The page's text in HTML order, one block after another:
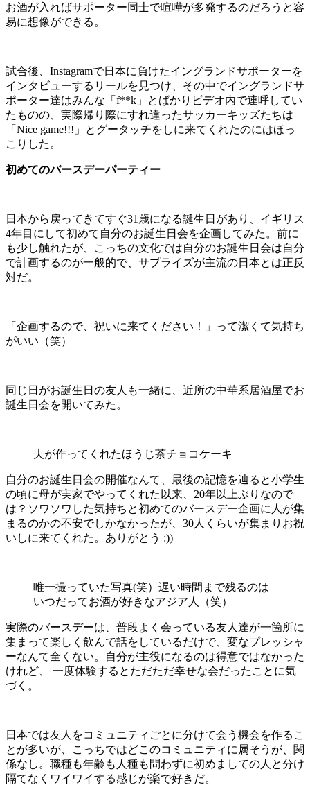
お酒が入ればサポーター同士で喧嘩が多発するのだろうと容
易に想像ができる。
試合後、Instagramで日本に負けたイングランドサポーターを
インタビューするリールを見つけ、その中でイングランドサ
ポーター達はみんな「f**k」とばかりビデオ内で連呼してい
たものの、実際帰り際にすれ違ったサッカーキッズたちは
「Nice game!!!」とグータッチをしに来てくれたのにはほっ
こりした。
初めてのバースデーパーティー
日本から戻ってきてすぐ31歳になる誕生日があり、イギリス
4年目にして初めて自分のお誕生日会を企画してみた。前に
も少し触れたが、こっちの文化では自分のお誕生日会は自分
で計画するのが一般的で、サプライズが主流の日本とは正反
対だ。
「企画するので、祝いに来てください！」って潔くて気持ち
がいい（笑）
同じ日がお誕生日の友人も一緒に、近所の中華系居酒屋でお
誕生日会を開いてみた。
夫が作ってくれたほうじ茶チョコケーキ
自分のお誕生日会の開催なんて、最後の記憶を辿ると小学生
の頃に母が実家でやってくれた以来、20年以上ぶりなので
は？ソワソワした気持ちと初めてのバースデー企画に人が集
まるのかの不安でしかなかったが、30人くらいが集まりお祝
いしに来てくれた。ありがとう :))
唯一撮っていた写真(笑）遅い時間まで残るのは
いつだってお酒が好きなアジア人（笑）
実際のバースデーは、普段よく会っている友人達が一箇所に
集まって楽しく飲んで話をしているだけで、変なプレッシャ
ーなんて全くない。自分が主役になるのは得意ではなかった
けれど、 一度体験するとただただ幸せな会だったことに気
づく。
日本では友人をコミュニティごとに分けて会う機会を作るこ
とが多いが、こっちではどこのコミュニティに属そうが、関
係なし。職種も年齢も人種も問わずに初めましての人と分け
隔てなくワイワイする感じが楽で好きだ。